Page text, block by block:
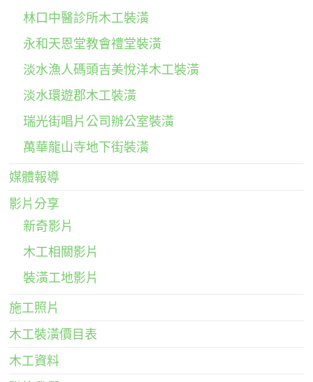
林口中醫診所木工裝潢
永和天恩堂教會禮堂裝潢
淡水漁人碼頭吉美悅洋木工裝潢
淡水環遊郡木工裝潢
瑞光街唱片公司辦公室裝潢
萬華龍山寺地下街裝潢
媒體報導
影片分享
新奇影片
木工相關影片
裝潢工地影片
施工照片
木工裝潢價目表
木工資料